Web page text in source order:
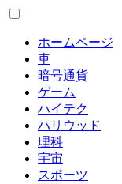
ホームページ
車
暗号通貨
ゲーム
ハイテク
ハリウッド
理科
宇宙
スポーツ